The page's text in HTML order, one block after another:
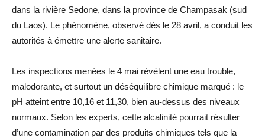
dans la rivière Sedone, dans la province de Champasak (sud
du Laos). Le phénomène, observé dès le 28 avril, a conduit les
autorités à émettre une alerte sanitaire.
Les inspections menées le 4 mai révèlent une eau trouble,
malodorante, et surtout un déséquilibre chimique marqué : le
pH atteint entre 10,16 et 11,30, bien au-dessus des niveaux
normaux. Selon les experts, cette alcalinité pourrait résulter
d’une contamination par des produits chimiques tels que la